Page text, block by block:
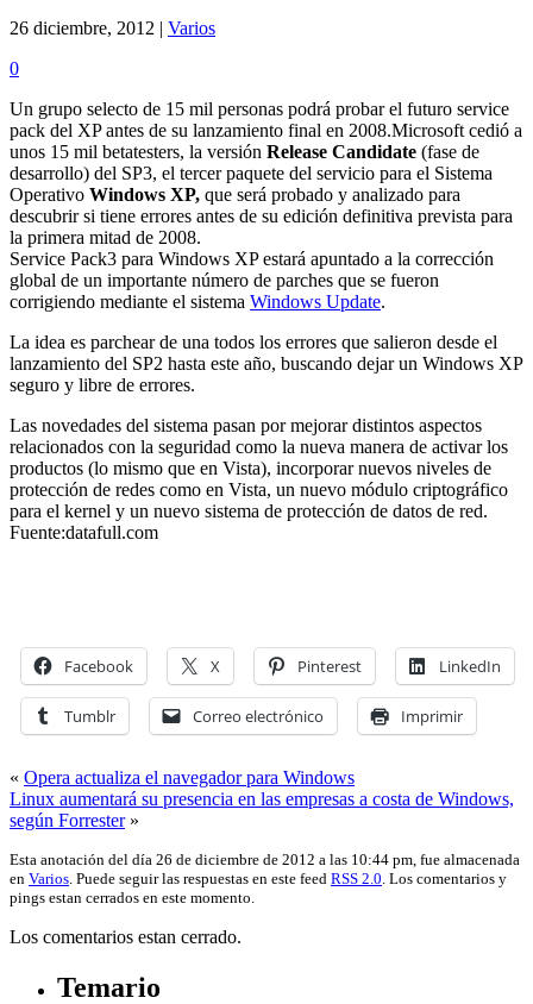
26 diciembre, 2012 | Varios
0
Un grupo selecto de 15 mil personas podrá probar el futuro service
pack del XP antes de su lanzamiento final en 2008.Microsoft cedió a
unos 15 mil betatesters, la versión Release Candidate (fase de
desarrollo) del SP3, el tercer paquete del servicio para el Sistema
Operativo Windows XP, que será probado y analizado para
descubrir si tiene errores antes de su edición definitiva prevista para
la primera mitad de 2008.
Service Pack3 para Windows XP estará apuntado a la corrección
global de un importante número de parches que se fueron
corrigiendo mediante el sistema Windows Update.
La idea es parchear de una todos los errores que salieron desde el
lanzamiento del SP2 hasta este año, buscando dejar un Windows XP
seguro y libre de errores.
Las novedades del sistema pasan por mejorar distintos aspectos
relacionados con la seguridad como la nueva manera de activar los
productos (lo mismo que en Vista), incorporar nuevos niveles de
protección de redes como en Vista, un nuevo módulo criptográfico
para el kernel y un nuevo sistema de protección de datos de red.
Fuente:datafull.com
Facebook X Pinterest LinkedIn
Tumblr Correo electrónico Imprimir
« Opera actualiza el navegador para Windows
Linux aumentará su presencia en las empresas a costa de Windows,
según Forrester»
Esta anotación del día 26 de diciembre de 2012 a las 10:44 pm, fue almacenada
en Varios . Puede seguir las respuestas en este feed RSS 2.0 . Los comentarios y
pings estan cerrados en este momento.
Los comentarios estan cerrado.
Temario